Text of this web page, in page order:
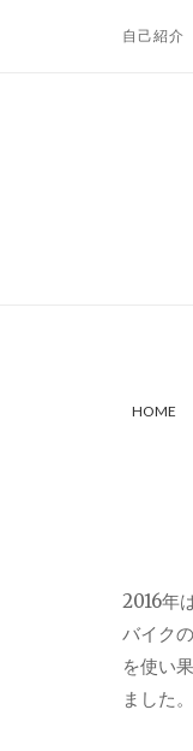
自己紹介
HOME
2016年
バイク
を使い
ました。